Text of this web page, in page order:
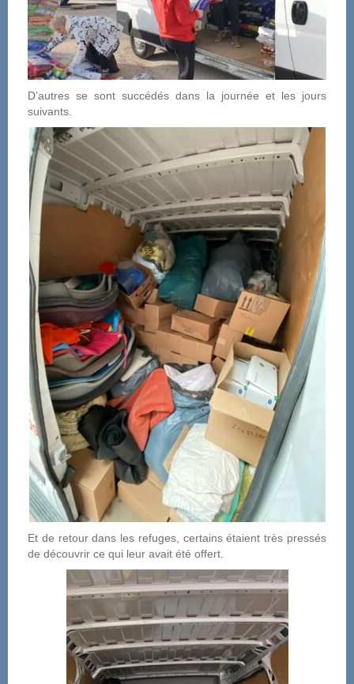
D’autres se sont succédés dans la journée et les jours
suivants.
Et de retour dans les refuges, certains étaient très pressés
de découvrir ce qui leur avait été offert.